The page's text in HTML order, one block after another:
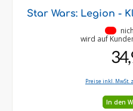
Star Wars: Legion -
wird auf
Preise inkl. MwSt.
In den